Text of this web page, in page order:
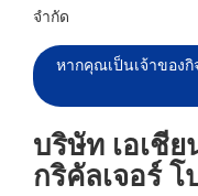
จำกัด
หากคุณเป็นเจ้าของ
บริษัท เอเชี
กริคัลเจอร์